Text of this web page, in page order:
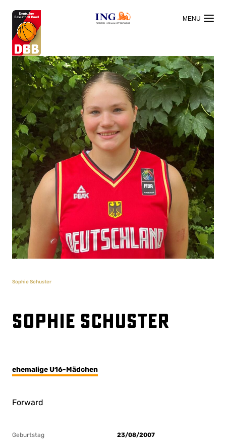
OFFIZIELLER HAUPTSPONSOR
Sophie Schuster
Sophie Schuster
ehemalige U16-Mädchen
Forward
Geburtstag
23/08/2007